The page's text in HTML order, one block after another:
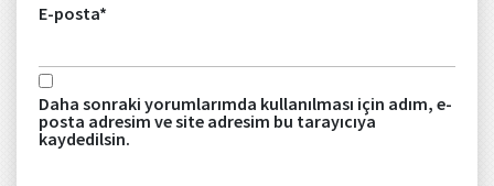
E-posta*
Daha sonraki yorumlarımda kullanılması için adım, e-
posta adresim ve site adresim bu tarayıcıya
kaydedilsin.